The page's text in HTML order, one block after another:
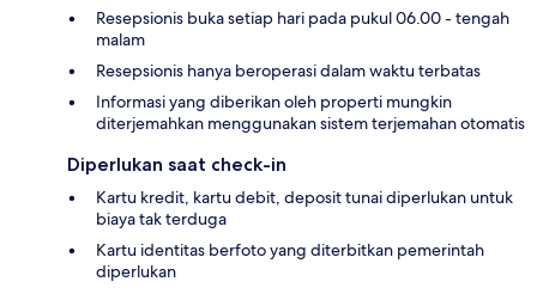
Resepsionis buka setiap hari pada pukul 06.00 - tengah
malam
Resepsionis hanya beroperasi dalam waktu terbatas
Informasi yang diberikan oleh properti mungkin
diterjemahkan menggunakan sistem terjemahan otomatis
Diperlukan saat check-in
Kartu kredit, kartu debit, deposit tunai diperlukan untuk
biaya tak terduga
Kartu identitas berfoto yang diterbitkan pemerintah
diperlukan